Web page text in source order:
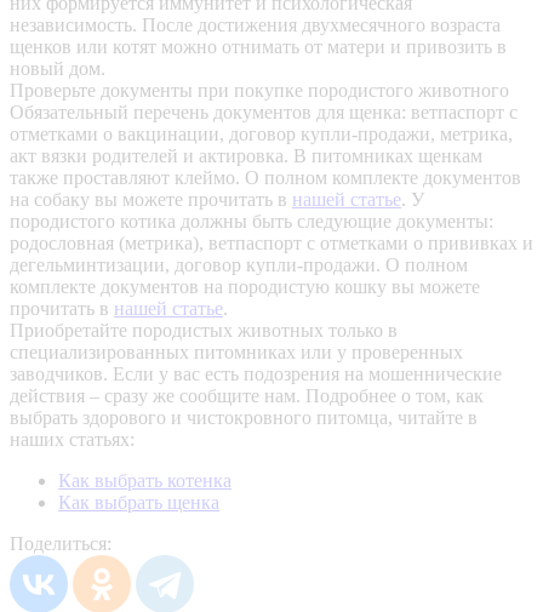
независимость. После достижения двухмесячного возраста
щенков или котят можно отнимать от матери и привозить в
новый дом.
Проверьте документы при покупке породистого животного
Обязательный перечень документов для щенка: ветпаспорт с
отметками о вакцинации, договор купли-продажи, метрика,
акт вязки родителей и актировка. В питомниках щенкам
также проставляют клеймо. О полном комплекте документов
на собаку вы можете прочитать в нашей статье. У
породистого котика должны быть следующие документы:
родословная (метрика), ветпаспорт с отметками о прививках и
дегельминтизации, договор купли-продажи. О полном
комплекте документов на породистую кошку вы можете
прочитать в нашей статье.
Приобретайте породистых животных только в
специализированных питомниках или у проверенных
заводчиков. Если у вас есть подозрения на мошеннические
действия – сразу же сообщите нам. Подробнее о том, как
выбрать здорового и чистокровного питомца, читайте в
наших статьях:
Как выбрать котенка
Как выбрать щенка
Поделиться: